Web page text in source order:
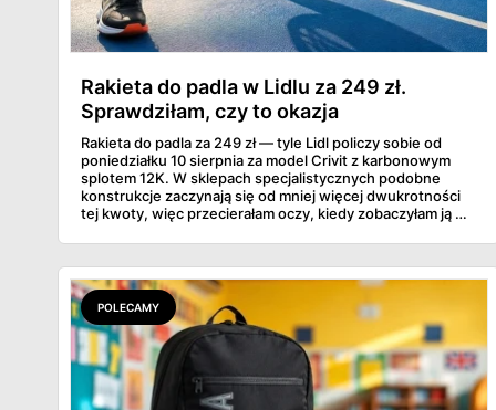
Rakieta do padla w Lidlu za 249 zł.
Sprawdziłam, czy to okazja
Rakieta do padla za 249 zł — tyle Lidl policzy sobie od
poniedziałku 10 sierpnia za model Crivit z karbonowym
splotem 12K. W sklepach specjalistycznych podobne
konstrukcje zaczynają się od mniej więcej dwukrotności
tej kwoty, więc przecierałam oczy, kiedy zobaczyłam ją w
najszybciej rosnący sport w Polsce: kortów przybywa
lawinowo, a chętnych jeszcze szybciej. Sprawdziłam, co
dokładnie dostajemy za te pieniądze i komu taka rakieta
faktycznie wystarczy.
POLECAMY